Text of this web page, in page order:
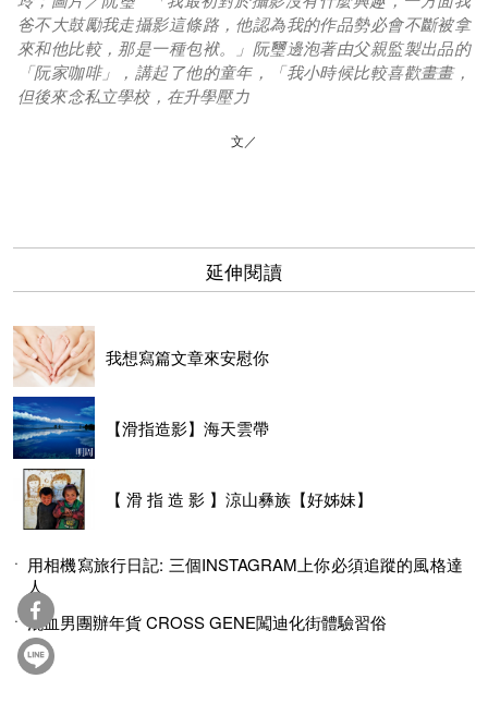
爸不大鼓勵我走攝影這條路，他認為我的作品勢必會不斷被拿
來和他比較，那是一種包袱。」阮璽邊泡著由父親監製出品的
「阮家咖啡」，講起了他的童年，「我小時候比較喜歡畫畫，
但後來念私立學校，在升學壓力
文／
延伸閱讀
我想寫篇文章來安慰你
【滑指造影】海天雲帶
【 滑 指 造 影 】涼山彝族【好姊妹】
用相機寫旅行日記: 三個INSTAGRAM上你必須追蹤的風格達
人
混血男團辦年貨 CROSS GENE闖迪化街體驗習俗